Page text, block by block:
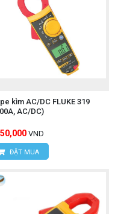
kìm AC/DC FLUKE 319
AC/DC)
VND
ĐẶT MUA